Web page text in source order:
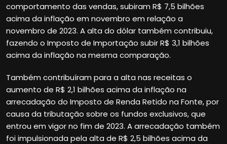
comportamento das vendas, subiram R$ 7,5 bilhões
acima da inflação em novembro em relação a
novembro de 2023. A alta do dólar também contribuiu,
fazendo o Imposto de Importação subir R$ 3,1 bilhões
acima da inflação na mesma comparação.
Também contribuíram para a alta nas receitas o
aumento de R$ 2,1 bilhões acima da inflação na
arrecadação do Imposto de Renda Retido na Fonte, por
causa da tributação sobre os fundos exclusivos, que
entrou em vigor no fim de 2023. A arrecadação também
foi impulsionada pela alta de R$ 2,5 bilhões acima da